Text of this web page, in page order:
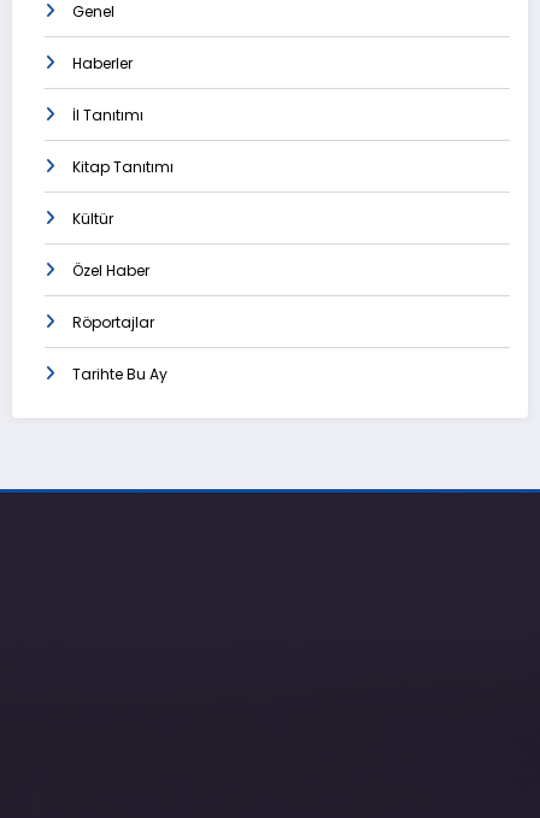
Genel
Haberler
İl Tanıtımı
Kitap Tanıtımı
Kültür
Özel Haber
Röportajlar
Tarihte Bu Ay